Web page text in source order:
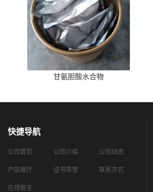
甘氨胆酸水合物
快捷导航
公司首页 公司介绍 公司动态
产品展厅 证书荣誉 联系方式
在线留言